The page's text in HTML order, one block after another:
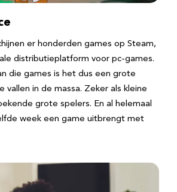
er honderden games op Steam,
distributieplatform voor pc-games.
die games is het dus een grote
vallen in de massa. Zeker als kleine
grote spelers. En al helemaal
week een game uitbrengt met